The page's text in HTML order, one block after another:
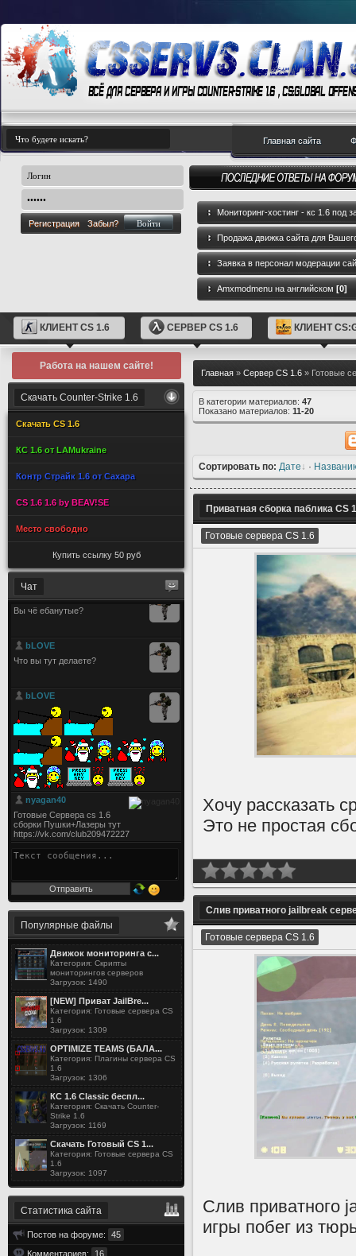
Главная сайта
Регистрация Забыл?
Мониторинг-хостинг - кс 1.6 под
Продажа движка сайта для
GameCMS[0]
Заявка в персонал модерации
Amxmodmenu на английском [0]
КЛИЕНТ CS 1.6 СЕРВЕР CS 1.6 КЛИЕНТ
Работа на нашем сайте!
Скачать Counter-Strike 1.6
Скачать CS 1.6
КС 1.6 от LAMukraine
Контр Страйк 1.6 от Сахара
CS 1.6 1.6 by BEAV!SE
Место свободно
Купить ссылку 50 руб
Чат
Популярные файлы
Движок мониторинга с...
Категория: Скрипты
мониторингов серверов
Загрузок: 1490
[NEW] Приват JailBre...
Категория: Готовые сервера CS
1.6
Загрузок: 1309
OPTIMIZE TEAMS (БАЛА...
Категория: Плагины сервера CS
1.6
Загрузок: 1306
КС 1.6 Classic беспл...
Категория: Скачать Counter-
Strike 1.6
Загрузок: 1169
Скачать Готовый CS 1...
Категория: Готовые сервера CS
1.6
Загрузок: 1097
Статистика сайта
Постов на форуме:
45
Комментариев:
16
Главная » Сервер CS 1.6 » Готовые
В категории материалов: 47
Показано материалов: 11-20
Сортировать по: Дате ·
Приватная сборка паблика CS
Готовые сервера CS 1.6
Хочу рассказать
Это не простая
Слив приватного jailbreak
Готовые сервера CS 1.6
Слив приватного
игры побег из